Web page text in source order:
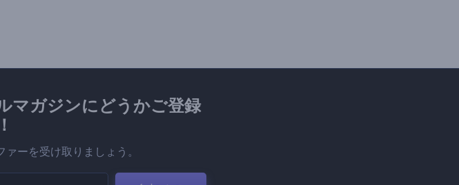
マガジンにどうかご登録
ーを受け取りましょう。